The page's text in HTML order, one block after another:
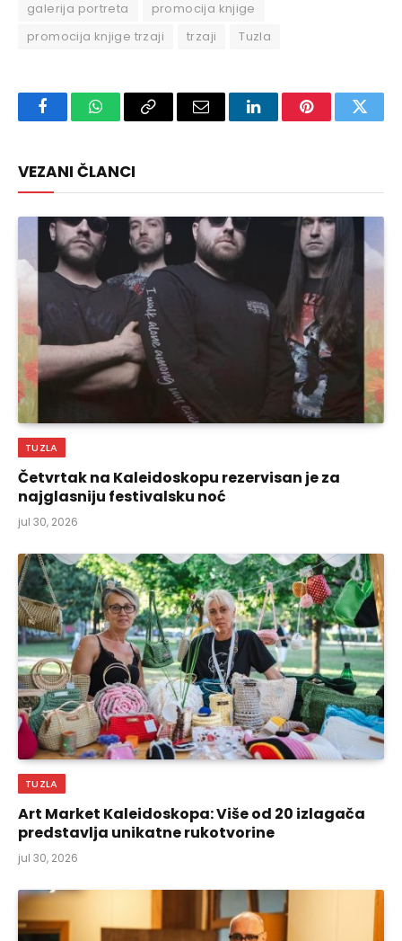
galerija portreta
promocija knjige
promocija knjige trzaji
trzaji Tuzla
FacebookWhatsAppCopy
Email LinkedInPinterest
VEZANI ČLANCI
TUZLA
Četvrtak na Kaleidoskopu rezervisan je za
najglasniju festivalsku noć
jul 30, 2026
TUZLA
Art Market Kaleidoskopa: Više od 20 izlagača
predstavlja unikatne rukotvorine
jul 30, 2026